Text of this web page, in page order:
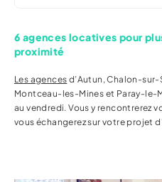
6 agences locatives pour
proximité
Les agences d’Autun, Chalon-sur-
Montceau-les-Mines et Paray-le-
au vendredi. Vous y rencontrerez
vous échangerez sur votre projet